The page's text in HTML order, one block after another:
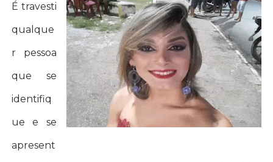
É travesti
qualque
r pessoa
que se
identifiq
ue e se
apresent